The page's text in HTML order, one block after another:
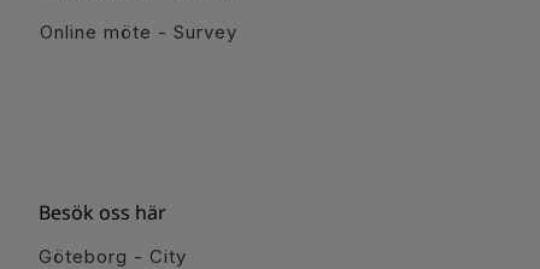
Online möte - Survey
Besök oss här
Göteborg - City